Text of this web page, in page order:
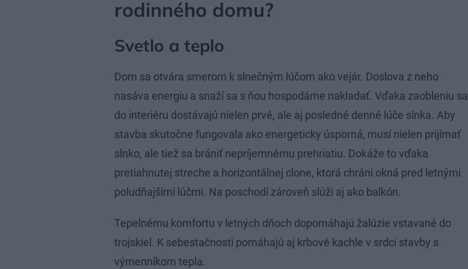
rodinného domu?
Svetlo a teplo
Dom sa otvára smerom k slnečným lúčom ako vejár. Doslova z neho
nasáva energiu a snaží sa s ňou hospodárne nakladať. Vďaka zaobleniu sa
do interiéru dostávajú nielen prvé, ale aj posledné denné lúče slnka. Aby
stavba skutočne fungovala ako energeticky úsporná, musí nielen prijímať
slnko, ale tiež sa brániť nepríjemnému prehriatiu. Dokáže to vďaka
pretiahnutej streche a horizontálnej clone, ktorá chráni okná pred letnými
poludňajšími lúčmi. Na poschodí zároveň slúži aj ako balkón.
Tepelnému komfortu v letných dňoch dopomáhajú žalúzie vstavané do
trojskiel. K sebestačnosti pomáhajú aj krbové kachle v srdci stavby s
výmenníkom tepla.